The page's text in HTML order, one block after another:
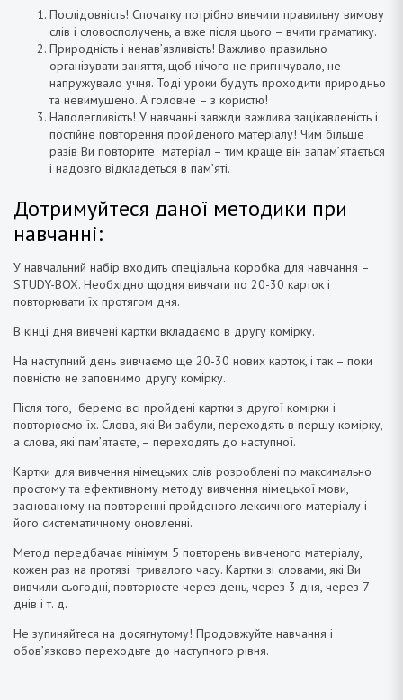
Послідовність! Спочатку потрібно вивчити правильну вимову
слів і словосполучень, а вже після цього – вчити граматику.
Природність і ненав’язливість! Важливо правильно
організувати заняття, щоб нічого не пригнічувало, не
напружувало учня. Тоді уроки будуть проходити природньо
та невимушено. А головне – з користю!
Наполегливість! У навчанні завжди важлива зацікавленість і
постійне повторення пройденого матеріалу! Чим більше
разів Ви повторите матеріал – тим краще він запам’ятається
і надовго відкладеться в пам’яті.
Дотримуйтеся даної методики при
навчанні:
У навчальний набір входить спеціальна коробка для навчання –
STUDY-BOX. Необхідно щодня вивчати по 20-30 карток і
повторювати їх протягом дня.
В кінці дня вивчені картки вкладаємо в другу комірку.
На наступний день вивчаємо ще 20-30 нових карток, і так – поки
повністю не заповнимо другу комірку.
Після того, беремо всі пройдені картки з другої комірки і
повторюємо їх. Слова, які Ви забули, переходять в першу комірку,
а слова, які пам’ятаєте, – переходять до наступної.
Картки для вивчення німецьких слів розроблені по максимально
простому та ефективному методу вивчення німецької мови,
заснованому на повторенні пройденого лексичного матеріалу і
його систематичному оновленні.
Метод передбачає мінімум 5 повторень вивченого матеріалу,
кожен раз на протязі тривалого часу. Картки зі словами, які Ви
вивчили сьогодні, повторюєте через день, через 3 дня, через 7
днів і т. д.
Не зупиняйтеся на досягнутому! Продовжуйте навчання і
обов’язково переходьте до наступного рівня.